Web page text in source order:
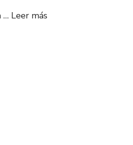
… Leer más